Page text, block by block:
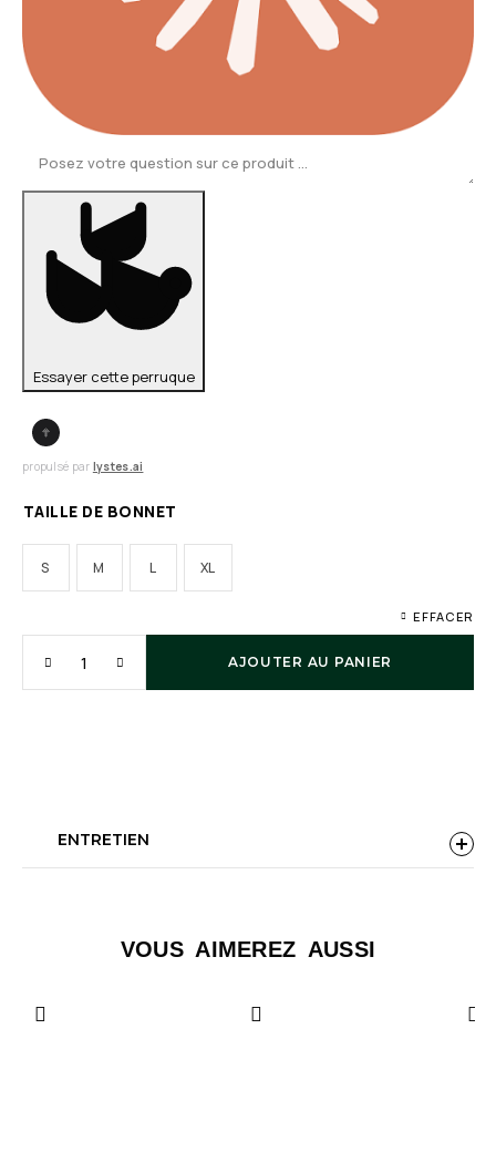
Essayer cette perruque
propulsé par lystes.ai
TAILLE DE BONNET
S M L XL
EFFACER
AJOUTER AU PANIER
ENTRETIEN
VOUS AIMEREZ AUSSI